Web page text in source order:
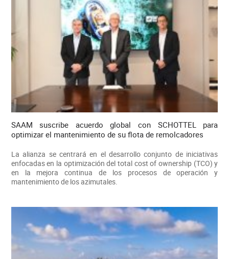
SAAM suscribe acuerdo global con SCHOTTEL para
optimizar el mantenimiento de su flota de remolcadores
La alianza se centrará en el desarrollo conjunto de iniciativas
enfocadas en la optimización del total cost of ownership (TCO) y
en la mejora continua de los procesos de operación y
mantenimiento de los azimutales.